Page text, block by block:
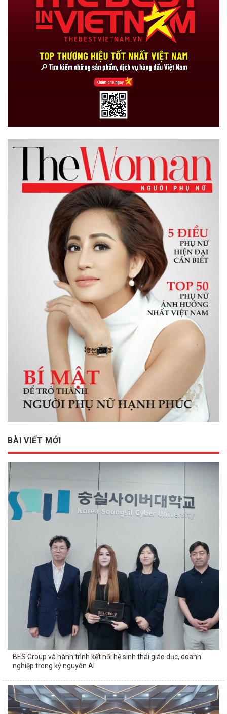
BÀI VIẾT MỚI
BES Group và hành trình kết nối hệ sinh thái giáo dục, doanh
nghiệp trong kỷ nguyên AI